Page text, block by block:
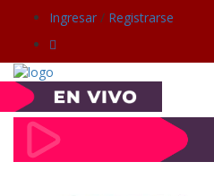
Ingresar / Registrarse